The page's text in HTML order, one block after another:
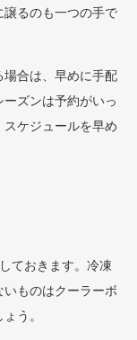
るのも一つの手で
場合は、早めに手配
ズンは予約がいっ
ケジュールを早め
ておきます。冷凍
ものはクーラーボ
う。